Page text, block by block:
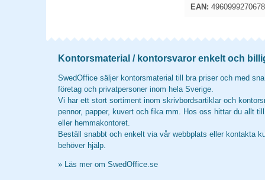
EAN: 4960999270678
Kontorsmaterial / kontorsvaror enkelt och
SwedOffice säljer kontorsmaterial till bra priser och med
företag och privatpersoner inom hela Sverige.
Vi har ett stort sortiment inom skrivbordsartiklar och
pennor, papper, kuvert och fika mm. Hos oss hittar du allt
eller hemmakontoret.
Beställ snabbt och enkelt via vår webbplats eller kontakta
behöver hjälp.
» Läs mer om SwedOffice.se